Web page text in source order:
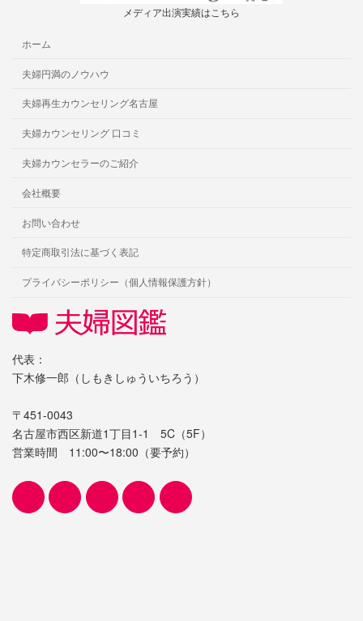
メディア出演実績はこちら
ホーム
夫婦円満のノウハウ
夫婦再生カウンセリング名古屋
夫婦カウンセリング 口コミ
夫婦カウンセラーのご紹介
会社概要
お問い合わせ
特定商取引法に基づく表記
プライバシーポリシー（個人情報保護方針）
代表：
下木修一郎（しもきしゅういちろう）
〒451-0043
名古屋市西区新道1丁目1-1 5C（5F）
営業時間 11:00〜18:00（要予約）